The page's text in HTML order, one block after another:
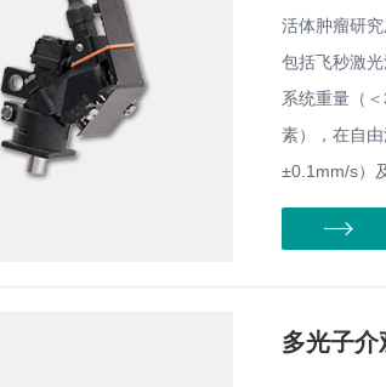
活体肿瘤研
包括飞秒激
系统重量（
素），在自
±0.1mm/s）
多光子介